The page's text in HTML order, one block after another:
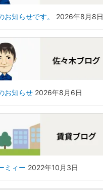
お知らせです。 2026年8月8日
お知らせ 2026年8月6日
ミィー 2022年10月3日